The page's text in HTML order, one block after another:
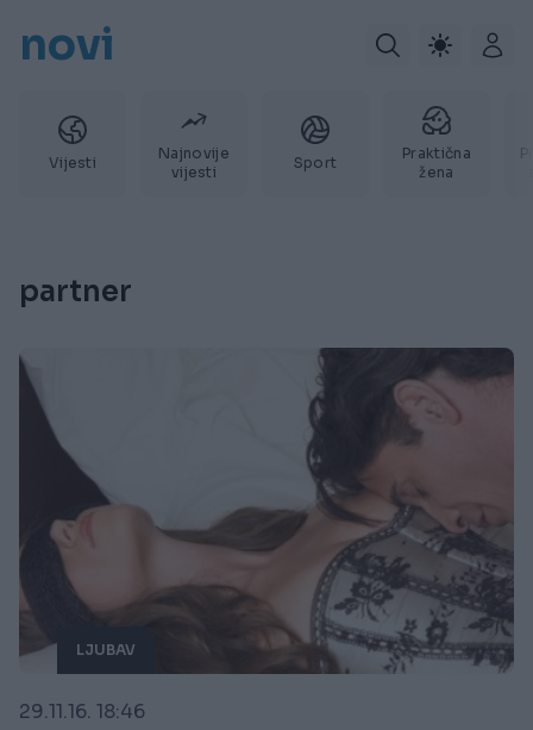
novi
Vijesti
Najnovije
vijesti
Sport
Praktična
žena
partner
LJUBAV
29.11.16. 18:46